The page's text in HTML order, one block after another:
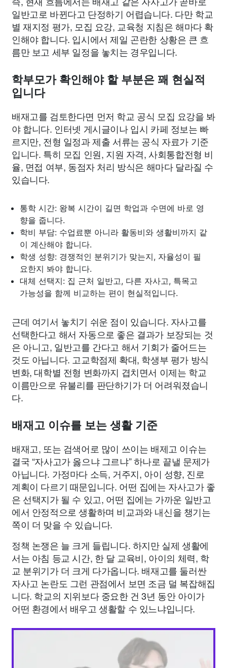
일반고로 바뀐다고 단정하기 어렵습니다. 다만 학교
별 재지정 평가, 모집 요강, 교육청 지침은 해마다 확
인해야 합니다. 입시에서 제일 곤란한 상황은 큰 흐
름만 보고 세부 일정을 놓치는 경우입니다.
학부모가 확인해야 할 부분은 꽤 현실적
입니다
배재고를 검토한다면 먼저 학교 공식 모집 요강을 봐
야 합니다. 인터넷 게시글이나 입시 카페 정보는 빠
르지만, 전형 일정과 제출 서류는 공식 자료가 기준
입니다. 특히 모집 인원, 지원 자격, 사회통합전형 비
율, 면접 여부, 동점자 처리 방식은 해마다 달라질 수
있습니다.
통학 시간: 왕복 시간이 길면 학업과 수면에 바로 영
향을 줍니다.
학비 부담: 수업료뿐 아니라 활동비와 생활비까지 같
이 계산해야 합니다.
학생 성향: 경쟁적인 분위기가 맞는지, 자율성이 필
요한지 봐야 합니다.
대체 선택지: 집 근처 일반고, 다른 자사고, 특목고
가능성을 함께 비교하는 편이 현실적입니다.
근데 여기서 놓치기 쉬운 점이 있습니다. 자사고를
선택한다고 해서 자동으로 좋은 결과가 보장되는 것
은 아니고, 일반고를 간다고 해서 기회가 줄어드는
것도 아닙니다. 고교학점제 확대, 학생부 평가 방식
변화, 대학별 전형 변화까지 겹치면서 이제는 학교
이름만으로 유불리를 판단하기가 더 어려워졌습니
다.
배재고 이슈를 보는 생활 기준
배재고, 또는 검색어로 많이 쓰이는 배제고 이슈는
결국 “자사고가 옳으냐 그르냐” 하나로 끝낼 문제가
아닙니다. 가정마다 소득, 거주지, 아이 성향, 진로
계획이 다르기 때문입니다. 어떤 집에는 자사고가 좋
은 선택지가 될 수 있고, 어떤 집에는 가까운 일반고
에서 안정적으로 생활하며 비교과와 내신을 챙기는
쪽이 더 맞을 수 있습니다.
정책 논쟁은 늘 크게 들립니다. 하지만 실제 생활에
서는 아침 등교 시간, 한 달 교육비, 아이의 체력, 학
교 분위기가 더 크게 다가옵니다. 배재고를 둘러싼
자사고 논란도 그런 관점에서 보면 조금 덜 복잡해집
니다. 학교의 지위보다 중요한 건 3년 동안 아이가
어떤 환경에서 배우고 생활할 수 있느냐입니다.